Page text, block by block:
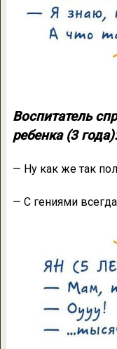
Воспитатель
ребенка (3 года):
— Ну как же так
— С гениями всегда